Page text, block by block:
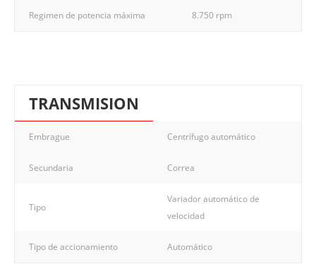
Regimen de potencia máxima 8.750 rpm
TRANSMISION
Embrague Centrífugo automático
Secundaria Correa
Tipo
Variador automático de
velocidad
Tipo de accionamiento Automático